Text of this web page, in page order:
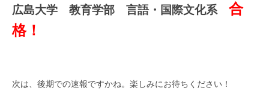
広島大学 教育学部 言語・国際文化系 合
格！
次は、後期での速報ですかね。楽しみにお待ちください！